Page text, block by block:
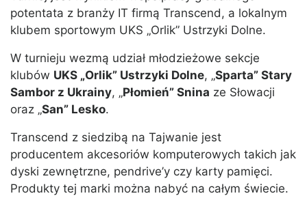
potentata z branży IT firmą Transcend, a lokalnym
klubem sportowym UKS „Orlik” Ustrzyki Dolne.
W turnieju wezmą udział młodzieżowe sekcje
klubów UKS „Orlik” Ustrzyki Dolne, „Sparta” Stary
Sambor z Ukrainy, „Płomień” Snina ze Słowacji
oraz „San” Lesko.
Transcend z siedzibą na Tajwanie jest
producentem akcesoriów komputerowych takich jak
dyski zewnętrzne, pendrive’y czy karty pamięci.
Produkty tej marki można nabyć na całym świecie.